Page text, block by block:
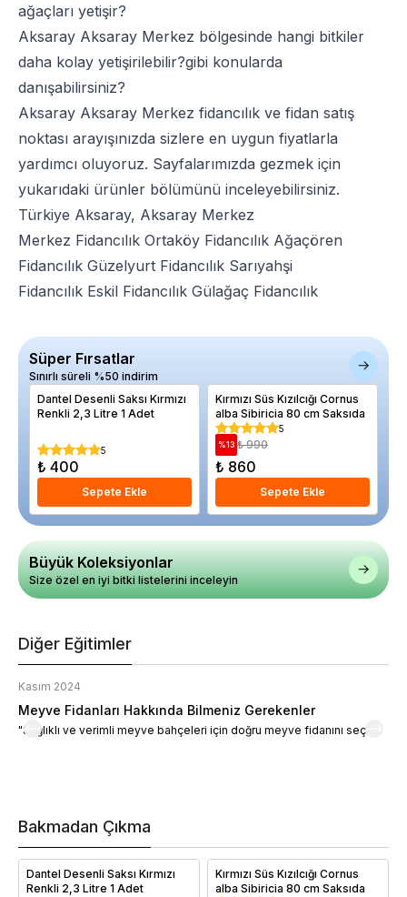
ağaçları yetişir?
Aksaray Aksaray Merkez bölgesinde hangi bitkiler
daha kolay yetişirilebilir?gibi konularda
danışabilirsiniz?
Aksaray Aksaray Merkez fidancılık ve fidan satış
noktası arayışınızda sizlere en uygun fiyatlarla
yardımcı oluyoruz. Sayfalarımızda gezmek için
yukarıdaki ürünler bölümünü inceleyebilirsiniz.
Türkiye Aksaray, Aksaray Merkez
Merkez Fidancılık Ortaköy Fidancılık Ağaçören
Fidancılık Güzelyurt Fidancılık Sarıyahşi
Fidancılık Eskil Fidancılık Gülağaç Fidancılık
Süper Fırsatlar
Sınırlı süreli %50 indirim
Dantel Desenli Saksı Kırmızı
Renkli 2,3 Litre 1 Adet
5
₺ 400
Sepete Ekle
Kırmızı Süs Kızılcığı Cornus
alba Sibiricia 80 cm Saksıda
5
%13 ₺ 990
₺ 860
Sepete Ekle
Büyük Koleksiyonlar
Size özel en iyi bitki listelerini inceleyin
Diğer Eğitimler
Kasım 2024
Meyve Fidanları Hakkında Bilmeniz Gerekenler
"Sağlıklı ve verimli meyve bahçeleri için doğru meyve fidanını seçin."
Bakmadan Çıkma
Dantel Desenli Saksı Kırmızı
Renkli 2,3 Litre 1 Adet
Kırmızı Süs Kızılcığı Cornus
alba Sibiricia 80 cm Saksıda